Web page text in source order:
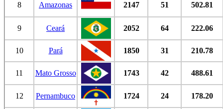
8 Amazonas 2147 51 502.81
9 Ceará 2052 64 222.06
10 Pará 1850 31 210.78
11 Mato Grosso 1743 42 488.61
12 Pernambuco 1724 24 178.20